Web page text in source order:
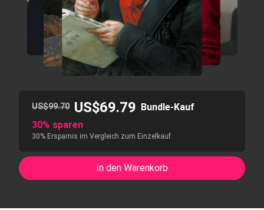
US$99.70 US$69.79 Bundle-Kauf
30% sparen
30% Ersparnis im Vergleich zum Einzelkauf.
In den Warenkorb